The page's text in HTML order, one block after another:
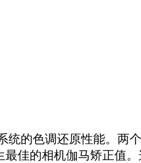
统的色调还原性能。两
佳的相机伽马矫正值